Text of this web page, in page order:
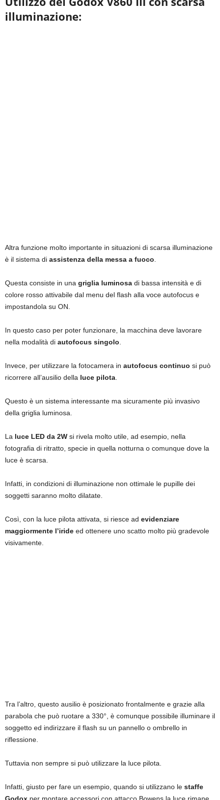
illuminazione:
Altra funzione molto importante in situazioni di scarsa illuminazione
è il sistema di assistenza della messa a fuoco
Questa consiste in una griglia luminosa di bassa intensità e di
colore rosso attivabile dal menu del flash alla voce autofocus e
impostandola su ON.
In questo caso per poter funzionare, la macchina deve lavorare
nella modalità di autofocus singolo
Invece, per utilizzare la fotocamera in autofocus continuo si può
ricorrere all’ausilio della luce pilota
Questo è un sistema interessante ma sicuramente più invasivo
della griglia luminosa.
La luce LED da 2W si rivela molto utile, ad esempio, nella
fotografia di ritratto, specie in quella notturna o comunque dove la
luce è scarsa.
Infatti, in condizioni di illuminazione non ottimale le pupille dei
soggetti saranno molto dilatate.
Così, con la luce pilota attivata, si riesce ad evidenziare
maggiormente l’iride ed ottenere uno scatto molto più gradevole
visivamente.
Tra l’altro, questo ausilio è posizionato frontalmente e grazie alla
parabola che può ruotare a 330°, è comunque possibile illuminare il
soggetto ed indirizzare il flash su un pannello o ombrello in
riflessione.
Tuttavia non sempre si può utilizzare la luce pilota.
Infatti, giusto per fare un esempio, quando si utilizzano le staffe